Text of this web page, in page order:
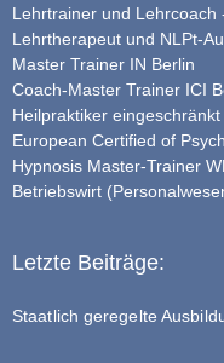
Lehrtrainer und Lehrcoach
Lehrtherapeut und NLPt-
Master Trainer IN Berlin
Coach-Master Trainer ICI
Heilpraktiker
European Certified of
Hypnosis Master-Trainer
Betriebswirt
Letzte Beiträge:
Staatlich geregelte